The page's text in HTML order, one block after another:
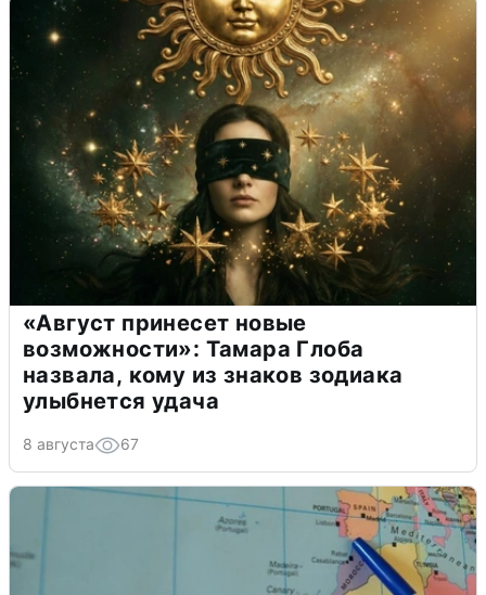
«Август принесет новые
возможности»: Тамара Глоба
назвала, кому из знаков зодиака
улыбнется удача
8 августа 67